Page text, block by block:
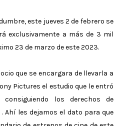
este jueves 2 de febrero se
exclusivamente a más de 3 mil
23 de marzo de este 2023.
que se encargara de llevarla a
Pictures el estudio que le entró
los derechos de
Ahí les dejamos el dato para que